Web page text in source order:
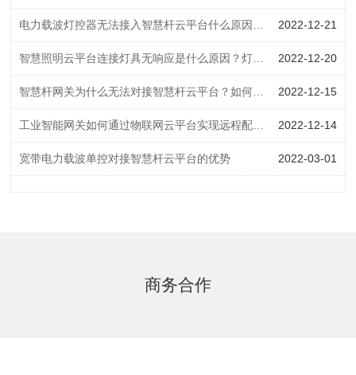
2022-12-21
2022-12-20
2022-12-15
2022-12-14
宽带电力载波单控对接智慧杆云平台的优势 2022-03-01
商务合作